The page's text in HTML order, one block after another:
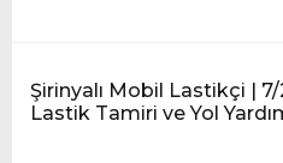
Şirinyalı Mobil Lastikçi |
Lastik Tamiri ve Yol